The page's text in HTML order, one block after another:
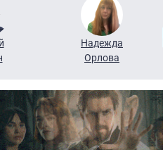
Надежда
Орлова